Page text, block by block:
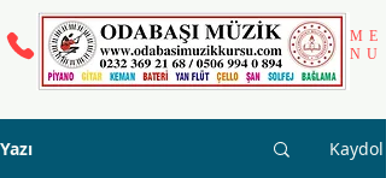
ME
NU
Yazı Kaydol